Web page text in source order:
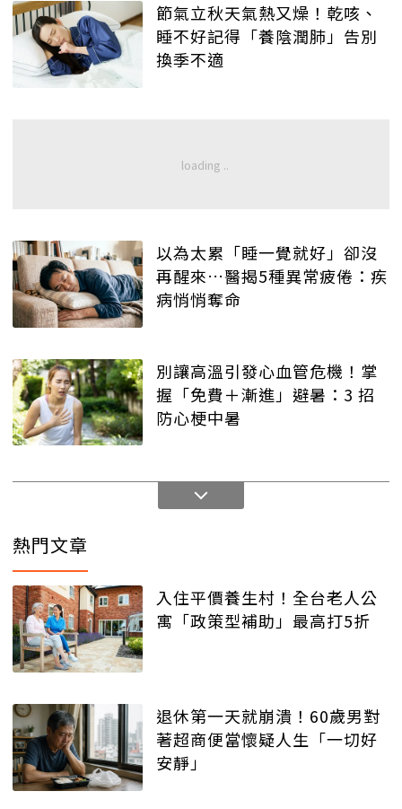
節氣立秋天氣熱又燥！乾咳、
睡不好記得「養陰潤肺」告別
換季不適
以為太累「睡一覺就好」卻沒
再醒來…醫揭5種異常疲倦：疾
病悄悄奪命
別讓高溫引發心血管危機！掌
握「免費＋漸進」避暑：3 招
防心梗中暑
熱門文章
入住平價養生村！全台老人公
寓「政策型補助」最高打5折
退休第一天就崩潰！60歲男對
著超商便當懷疑人生「一切好
安靜」